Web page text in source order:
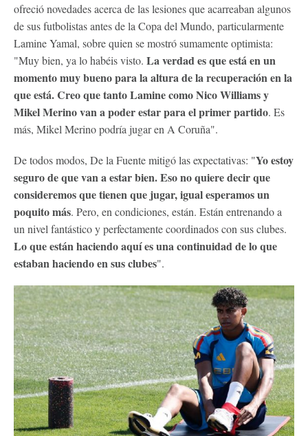
ofreció novedades acerca de las lesiones que acarreaban algunos
de sus futbolistas antes de la Copa del Mundo, particularmente
Lamine Yamal, sobre quien se mostró sumamente optimista:
"Muy bien, ya lo habéis visto. La verdad es que está en un
momento muy bueno para la altura de la recuperación en la
que está. Creo que tanto Lamine como Nico Williams y
Mikel Merino van a poder estar para el primer partido. Es
más, Mikel Merino podría jugar en A Coruña".
De todos modos, De la Fuente mitigó las expectativas: "Yo estoy
seguro de que van a estar bien. Eso no quiere decir que
consideremos que tienen que jugar, igual esperamos un
poquito más. Pero, en condiciones, están. Están entrenando a
un nivel fantástico y perfectamente coordinados con sus clubes.
Lo que están haciendo aquí es una continuidad de lo que
estaban haciendo en sus clubes".